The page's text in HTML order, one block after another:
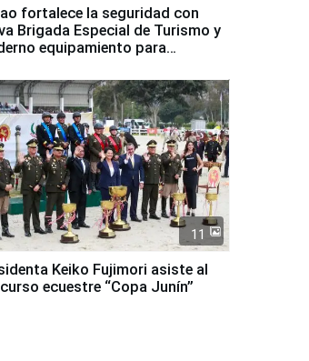
fortalece la seguridad con
Brigada Especial de Turismo y
equipamiento para
11
Keiko Fujimori asiste al
ecuestre “Copa Junín”